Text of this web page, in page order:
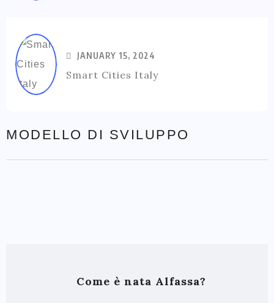
JANUARY 15, 2024
Smart Cities Italy
MODELLO DI SVILUPPO
Come è nata Alfassa?